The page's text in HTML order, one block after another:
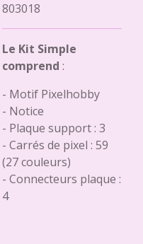
803018
Le Kit Simple
comprend :
- Motif Pixelhobby
- Notice
- Plaque support : 3
- Carrés de pixel : 59
(27 couleurs)
- Connecteurs plaque :
4